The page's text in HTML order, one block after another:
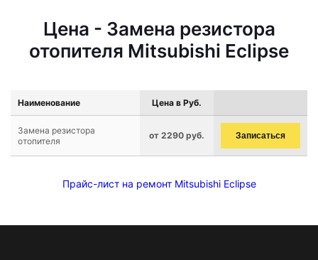
Цена - Замена резистора
отопителя Mitsubishi Eclipse
Наименование Цена в Руб.
Замена резистора
отопителя
от 2290 руб. Записаться
Прайс-лист на ремонт Mitsubishi Eclipse